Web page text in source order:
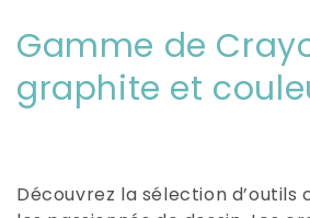
C
o
Gamme de
graphite et
Découvrez la sélection d’outils